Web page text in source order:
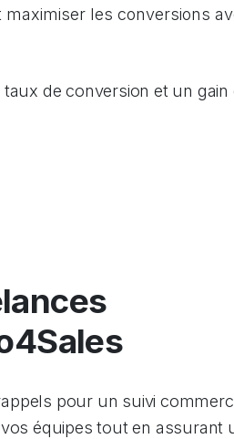
les conversions
de conversion et un gain
pour un suivi
équipes tout en assurant